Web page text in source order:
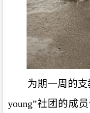
为期一周的
young”社团的成